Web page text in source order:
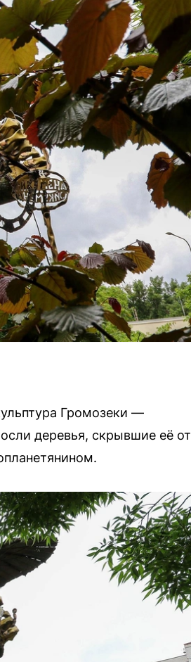
Громозеки —
деревья, скрывшие её от